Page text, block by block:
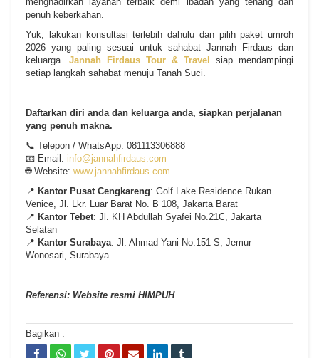
penuh keberkahan.
Yuk, lakukan konsultasi terlebih dahulu dan pilih paket umroh
2026 yang paling sesuai untuk sahabat Jannah Firdaus dan
keluarga. Jannah Firdaus Tour & Travel
siap mendampingi
setiap langkah sahabat menuju Tanah Suci.
Daftarkan diri anda dan keluarga anda, siapkan perjalanan
yang penuh makna.
📞 Telepon / WhatsApp: 081113306888
📧 Email: info@jannahfirdaus.com
🌐 Website: www.jannahfirdaus.com
📍 Kantor Pusat Cengkareng: Golf Lake Residence Rukan
Venice, Jl. Lkr. Luar Barat No. B 108, Jakarta Barat
📍 Kantor Tebet: Jl. KH Abdullah Syafei No.21C, Jakarta
Selatan
📍 Kantor Surabaya: Jl. Ahmad Yani No.151 S, Jemur
Wonosari, Surabaya
Referensi: Website resmi HIMPUH
Bagikan :